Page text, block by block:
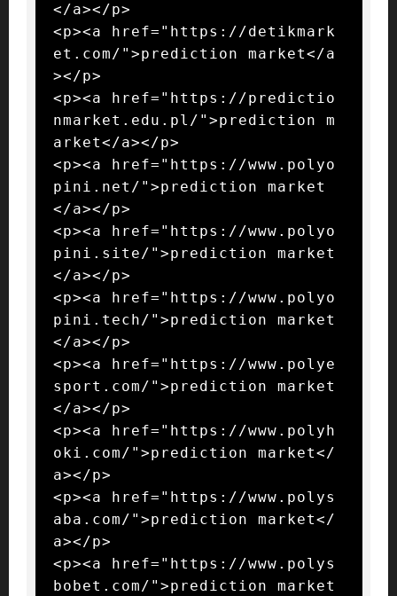
</a></p>
<p><a href="https://detikmark
et.com/">prediction market</a
></p>
<p><a href="https://predictio
nmarket.edu.pl/">prediction m
arket</a></p>
<p><a href="https://www.polyo
pini.net/">prediction market
</a></p>
<p><a href="https://www.polyo
pini.site/">prediction market
</a></p>
<p><a href="https://www.polyo
pini.tech/">prediction market
</a></p>
<p><a href="https://www.polye
sport.com/">prediction market
</a></p>
<p><a href="https://www.polyh
oki.com/">prediction market</
a></p>
<p><a href="https://www.polys
aba.com/">prediction market</
a></p>
<p><a href="https://www.polys
bobet.com/">prediction market